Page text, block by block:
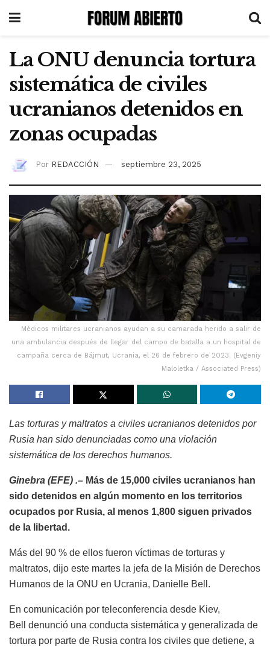
La ONU denuncia tortura
sistemática de civiles
ucranianos detenidos en
zonas ocupadas
Por REDACCIÓN septiembre 23, 2025
Médicos militares ucranianos ayudan a su camarada herido a salir de
una ambulancia después de llegar del campo de batalla a un hospital de
campaña cerca de Bájmut, Ucrania, el 26 de febrero de 2023. (Evgeniy
Maloletka / Associated Press)
Las torturas y maltratos a civiles ucranianos detenidos por
Rusia han sido denunciadas como una violación
sistemática de los derechos humanos.
Ginebra (EFE) .– Más de 15,000 civiles ucranianos han
sido detenidos en algún momento en los territorios
ocupados por Rusia, al menos 1,800 siguen privados
de la libertad.
Más del 90 % de ellos fueron víctimas de torturas y
maltratos, dijo este martes la jefa de la Misión de Derechos
Humanos de la ONU en Ucrania, Danielle Bell.
En comunicación por teleconferencia desde Kiev,
Bell denunció una conducta sistemática y generalizada de
tortura por parte de Rusia contra los civiles que detiene, a